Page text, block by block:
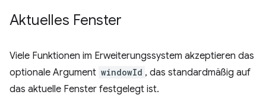
Aktuelles Fenster
Viele Funktionen im Erweiterungssystem akzeptieren das
optionale Argument windowId , das standardmäßig auf
das aktuelle Fenster festgelegt ist.